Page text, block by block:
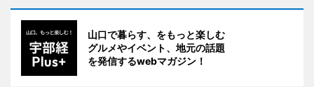
山口で暮らす、をもっと楽しむ
グルメやイベント、地元の話題
を発信するwebマガジン！